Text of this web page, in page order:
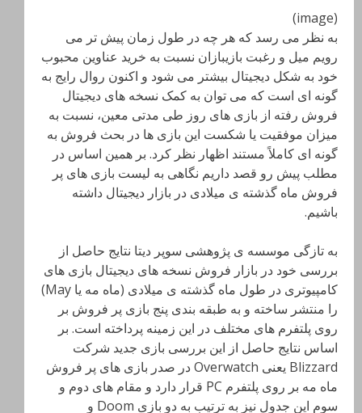
(image)
به نظر می رسد که هر چه در طول زمان پیش تر می
رویم میل و رغبت بازیبازان نسبت به خرید عناوین محبوب
خود به شکل دیجیتال بیشتر می شود و اکنون روال رایج به
گونه ای است که می توان به کمک نسخه های دیجیتال
فروش رفته از بازی های روز طی مدتی معین، نسبت به
میزان موفقیت یا شکست این بازی ها در بحث فروش به
گونه ای کاملاً مستند اظهار نظر کرد. بر همین اساس در
مطلب پیش رو قصد داریم نگاهی به لیست بازی های پر
فروش ماه گذشته ی میلادی در بازار دیجیتال داشته
باشیم.
به تازگی موسسه ی پژوهشی سوپر دیتا نتایج حاصل از
بررسی خود در بازار فروش نسخه های دیجیتال بازی های
کامپیوتری در طول ماه گذشته ی میلادی (ماه مه یا May)
را منتشر ساخته و به طبقه بندی پنج بازی پر فروش بر
روی پلتفرم های مختلف در این زمینه پرداخته است. بر
اساس نتایج حاصل از این بررسی بازی جدید شرکت
Blizzard یعنی Overwatch
در صدر بازی های پر فروش
ماه مه بر روی پلتفرم
PC قرار دارد و مقام های دوم و
سوم این جدول نیز به ترتیب به دو بازی Doom و